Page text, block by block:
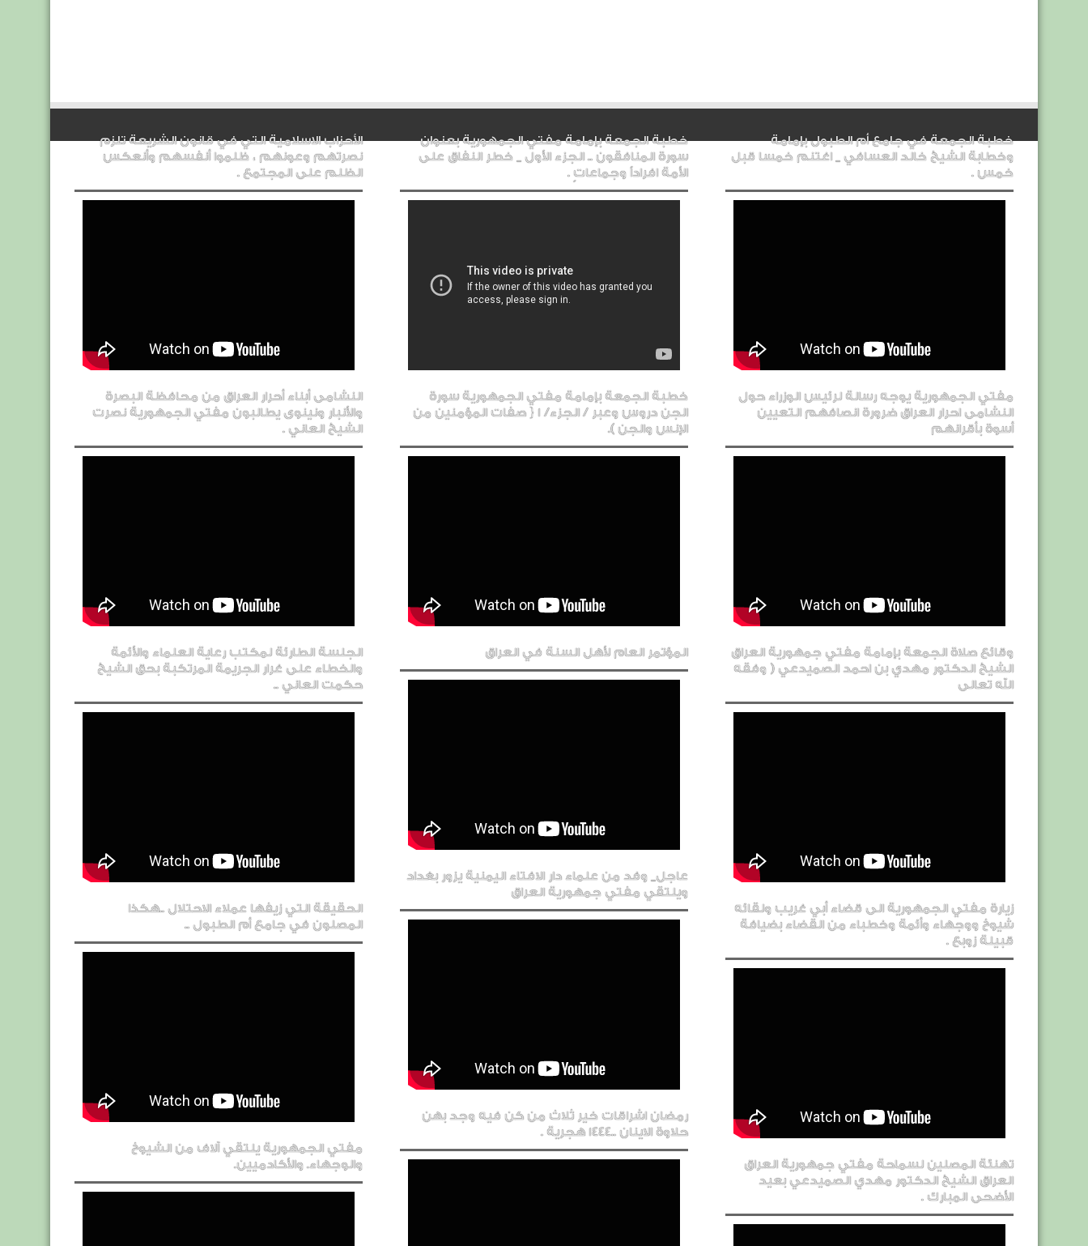
خطبة الجمعة في جامع أم الطبول بإمامة
وخطابة الشيخ خالد العسافي _ اغتنم خمسا قبل
خمس .
مفتي الجمهورية يوجه رسالة لرئيس الوزراء حول
النشامى احرار العراق ضرورة انصافهم التعيين
أسوة بأقرانهم
وقائع صلاة الجمعة بإمامة مفتي جمهورية العراق
الشيخ الدكتور مهدي بن احمد الصميدعي ( وفقه
الله تعالى
زيارة مفتي الجمهورية الى قضاء أبي غريب ولقائه
شيوخ ووجهاء وأئمة وخطباء من القضاء بضيافة
قبيلة زوبع .
تهنئة المصلين لسماحة مفتي جمهورية العراق
العراق الشيخ الدكتور مهدي الصميدعي بعيد
الأضحى المبارك .
خطبة الجمعة بإمامة مفتي الجمهورية بعنوان
سورة المنافقون .. الجزء الأول _ خطر النفاق على
الأمة افراداً وجماعاتٍ .
خطبة الجمعة بإمامة مفتي الجمهورية سورة
الجن دروس وعبر / الجزء/ 1 { صفات المؤمنين من
الإنس والجن ).
المؤتمر العام لأهل السنة في العراق
عاجل_ وفد من علماء دار الافتاء اليمنية يزور بغداد
ويلتقي مفتي جمهورية العراق
رمضان اشراقات خير ثلاث من كن فيه وجد بهن
حلاوة الاينان ..1444 هجرية .
الأحزاب الاسلامية التي في قانون الشريعة تلزم
نصرتهم وعونهم ، ظلموا أنفسهم وأنعكس
الظلم على المجتمع .
النشامى أبناء أحرار العراق من محافظة البصرة
والأنبار ونينوى يطالبون مفتي الجمهورية نصرت
الشيخ العاني .
الجلسة الطارئة لمكتب رعاية العلماء والأئمة
والخطاء على غرار الجريمة المرتكبة بحق الشيخ
حكمت العاني ..
الحقيقة التي زيفها عملاء الاحتلال ..هكذا
المصلون في جامع أم الطبول ..
مفتي الجمهورية يلتقي آلاف من الشيوخ
والوجهاء. والأكادميين.